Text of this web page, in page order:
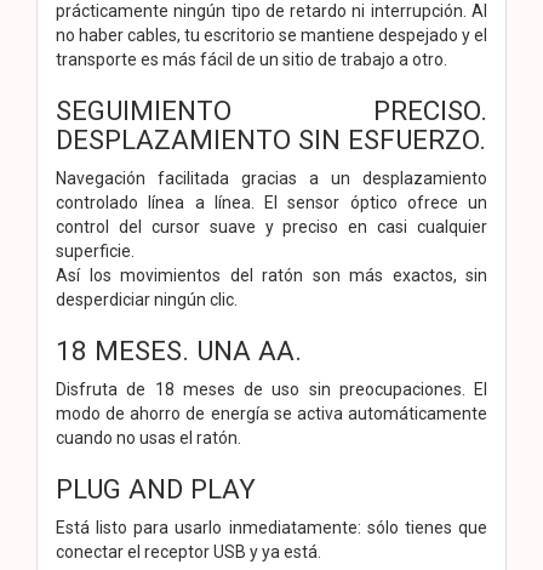
prácticamente ningún tipo de retardo ni interrupción. Al
no haber cables, tu escritorio se mantiene despejado y el
transporte es más fácil de un sitio de trabajo a otro.
SEGUIMIENTO PRECISO.
DESPLAZAMIENTO SIN ESFUERZO.
Navegación facilitada gracias a un desplazamiento
controlado línea a línea. El sensor óptico ofrece un
control del cursor suave y preciso en casi cualquier
superficie.
Así los movimientos del ratón son más exactos, sin
desperdiciar ningún clic.
18 MESES. UNA AA.
Disfruta de 18 meses de uso sin preocupaciones. El
modo de ahorro de energía se activa automáticamente
cuando no usas el ratón.
PLUG AND PLAY
Está listo para usarlo inmediatamente: sólo tienes que
conectar el receptor USB y ya está.